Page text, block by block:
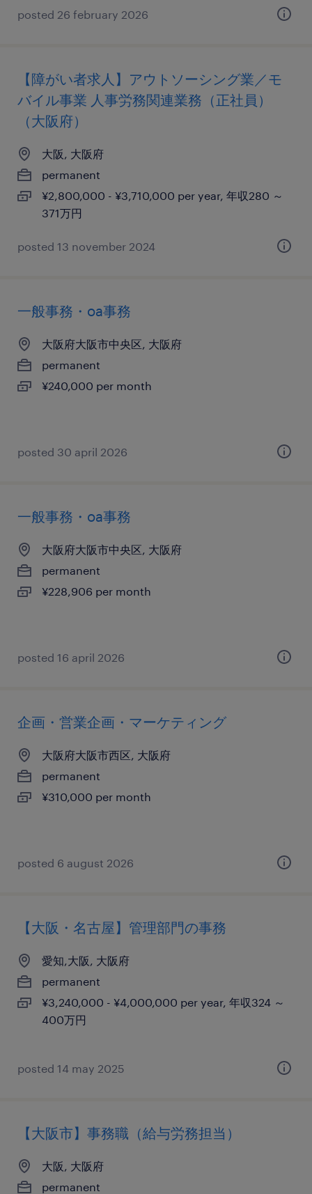
posted 26 february 2026
【障がい者求人】アウトソーシング業／モ
バイル事業 人事労務関連業務（正社員）
（大阪府）
大阪, 大阪府
permanent
¥2,800,000 - ¥3,710,000 per year, 年収280 ～
371万円
posted 13 november 2024
一般事務・oa事務
大阪府大阪市中央区, 大阪府
permanent
¥240,000 per month
posted 30 april 2026
一般事務・oa事務
大阪府大阪市中央区, 大阪府
permanent
¥228,906 per month
posted 16 april 2026
企画・営業企画・マーケティング
大阪府大阪市西区, 大阪府
permanent
¥310,000 per month
posted 6 august 2026
【大阪・名古屋】管理部門の事務
愛知,大阪, 大阪府
permanent
¥3,240,000 - ¥4,000,000 per year, 年収324 ～
400万円
posted 14 may 2025
【大阪市】事務職（給与労務担当）
大阪, 大阪府
permanent